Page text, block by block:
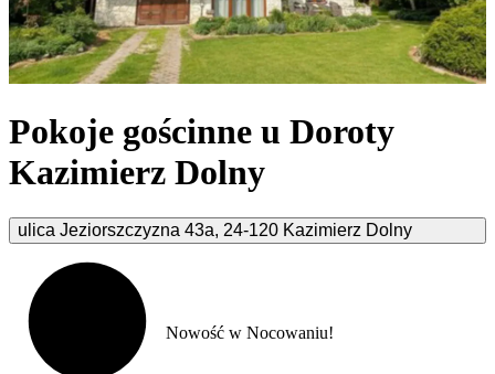
Pokoje gościnne u Doroty
Kazimierz Dolny
ulica Jeziorszczyzna 43a, 24-120 Kazimierz Dolny
Nowość w Nocowaniu!